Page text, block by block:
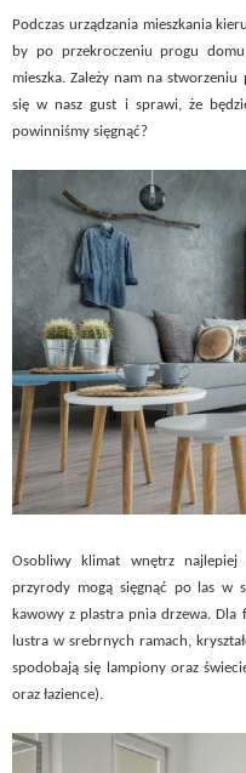
Podczas urządzania mieszkania
by po przekroczeniu progu
mieszka. Zależy nam na
się w nasz gust i sprawi, że
powinniśmy sięgnąć?
Osobliwy klimat wnętrz najlepiej
przyrody mogą sięgnąć po las w
kawowy z plastra pnia drzewa.
lustra w srebrnych ramach,
spodobają się lampiony oraz
oraz łazience).